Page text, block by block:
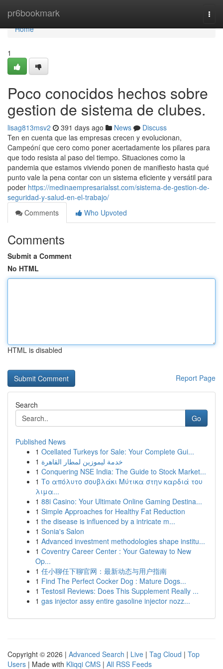
pr6bookmark
Home
Home
1
Poco conocidos hechos sobre
gestion de sistema de clubes.
lisag813msv2 391 days ago News
Discuss
Ten en cuenta que las empresas crecen y evolucionan,
Campeóní que cero como poner acertadamente los pilares para
que todo resista al paso del tiempo. Situaciones como la
pandemia que estamos viviendo ponen de manifiesto hasta qué
punto vale la pena contar con un sistema eficiente y versátil para
poder https://medinaempresarialsst.com/sistema-de-gestion-de-
seguridad-y-salud-en-el-trabajo/
Comments
Who Upvoted
Comments
Submit a Comment
No HTML
HTML is disabled
Report Page
Search
Go
Published News
1 Ocellated Turkeys for Sale: Your Complete Gui...
1 خدمة ليموزين لمطار القاهرة
1 Conquering NSE India: The Guide to Stock Market...
1 Το απόλυτο σουβλάκι Μύτικα στην καρδιά του
λιμα...
1 88i Casino: Your Ultimate Online Gaming Destina...
1 Simple Approaches for Healthy Fat Reduction
1 the disease is influenced by a intricate m...
1 Sonia's Salon
1 Advanced investment methodologies shape institu...
1 Coventry Career Center : Your Gateway to New
Op...
1 任小聊任下聊官网：最新动态与用户指南
1 Find The Perfect Cocker Dog : Mature Dogs...
1 Testosil Reviews: Does This Supplement Really ...
1 gas injector assy entire gasoline injector nozz...
Copyright © 2026 | Advanced Search | Live | Tag Cloud | Top
Users | Made with Kliqqi CMS | All RSS Feeds